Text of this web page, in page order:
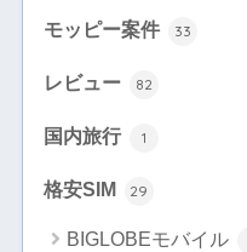
モッピー案件 33
レビュー 82
国内旅行 1
格安SIM 29
BIGLOBEモバイル